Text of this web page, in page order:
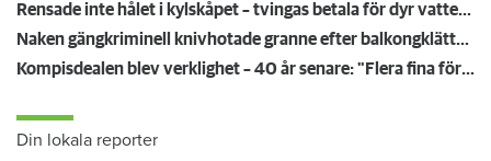
Rensade inte hålet i kylskåpet – tvingas betala för dyr vattenskada
Naken gängkriminell knivhotade granne efter balkongklättring
Kompisdealen blev verklighet – 40 år senare: "Flera fina fördelar med att dela bostad"
Din lokala reporter